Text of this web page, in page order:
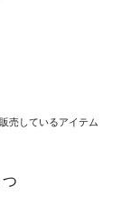
売しているアイテム